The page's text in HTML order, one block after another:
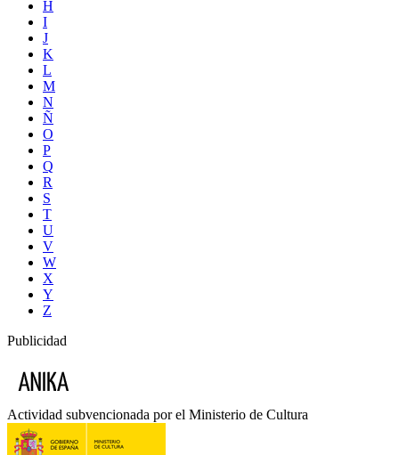
H
I
J
K
L
M
N
Ñ
O
P
Q
R
S
T
U
V
W
X
Y
Z
Publicidad
Actividad subvencionada por el Ministerio de Cultura